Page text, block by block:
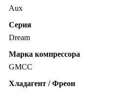
Aux
Серия
Dream
Марка компрессора
GMCC
Хладагент / Фреон